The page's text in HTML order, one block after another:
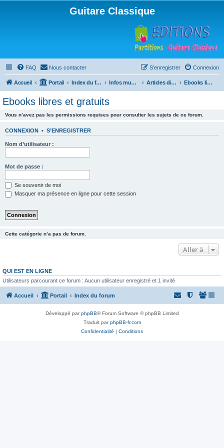
Guitare Classique
FAQ Nous contacter Connexion
S’enregistrer
Accueil Portail Index du forum Infos musicales Articles divers Ebooks libres et gratuits
Ebooks libres et gratuits
Vous n’avez pas les permissions requises pour consulter les sujets de ce forum.
CONNEXION • S’ENREGISTRER
Nom d’utilisateur :
Mot de passe :
Se souvenir de moi
Masquer ma présence en ligne pour cette session
Cette catégorie n’a pas de forum.
Aller à
QUI EST EN LIGNE
Utilisateurs parcourant ce forum : Aucun utilisateur enregistré et 1 invité
Accueil Portail Index du forum
Développé parphpBB® Forum Software © phpBB Limited
Traduit parphpBB-fr.com
Confidentialité | Conditions